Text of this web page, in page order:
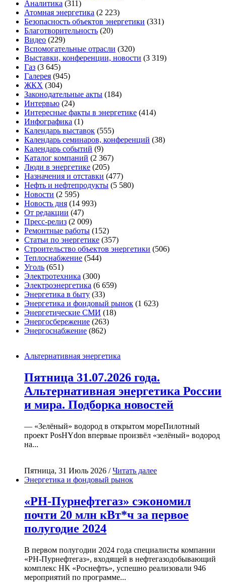
Аналитика (311)
Атомная энергетика (2 223)
Безопасность объектов энергетики (331)
Благотворительность (20)
Видео (229)
Вспомогательные отрасли (320)
Выставки, конференции, новости (3 319)
Газ (3 645)
Галерея (945)
ЖКХ (304)
Законодательные акты (184)
Интервью (24)
Интересные факты в энергетике (414)
Инфографика (1)
Календарь выставок (555)
Календарь семинаров, конференций (38)
Календарь событий (9)
Каталог компаний (2 367)
Люди в энергетике (205)
Назначения и отставки (477)
Нефть и нефтепродукты (5 580)
Новости (2 595)
Новость дня (14 993)
От редакции (47)
Пресс-релиз (2 009)
Ремонтные работы (152)
Статьи по энергетике (357)
Строительство объектов энергетики (506)
Теплоснабжение (544)
Уголь (651)
Электротехника (300)
Электроэнергетика (6 659)
Энергетика в быту (33)
Энергетика и фондовый рынок (1 623)
Энергетические СМИ (18)
Энергосбережение (263)
Энергоснабжение (862)
Альтернативная энергетика
Пятница 31.07.2026 года.
Альтернативная энергетика России
и мира. Подборка новостей
— «Зелёный» водород в открытом мореПилотный
проект PosHYdon впервые произвёл «зелёный» водород
на...
Пятница, 31 Июль 2026 /Читать далее
Энергетика и фондовый рынок
«РН-Пурнефтегаз» сэкономил
почти 20 млн кВт*ч за первое
полугодие 2024
В первом полугодии 2024 года специалисты компании
«РН-Пурнефтегаз», входящей в нефтегазодобывающий
комплекс НК «Роснефть», успешно реализовали 946
мероприятий по программе...